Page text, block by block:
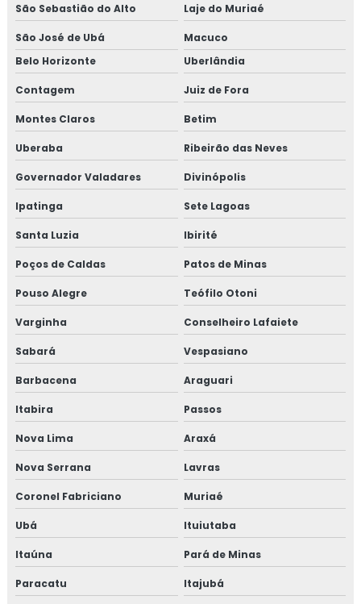
Consultoria em reciclagem equipe HACCP
Consultoria em reciclagem sobre segurança dos
alimentos
Consultoria em registro na anvisa
Consultoria em registro de produtos na anvisa
Consultoria em resolução de não conformidades da
auditoria
Consultoria em revisão norma FSSC 22000
Consultoria em revisão plano HACCP
Consultoria em sensibilização programa 5s
Consultoria para setor alimentício
Consultoria para setor de alimentos
Consultoria em transporte de feed materials
Consultoria em tratamento de não conformidades
Consultoria em tratamento de não conformidades e
causas raiz
São Sebastião do Alto Laje do Muriaé
São José de Ubá
Macuco
Belo Horizonte
Uberlândia
Contagem Juiz de Fora
Montes Claros Betim
Uberaba Ribeirão das Neves
Governador Valadares Divinópolis
Ipatinga Sete Lagoas
Santa Luzia Ibirité
Poços de Caldas Patos de Minas
Pouso Alegre Teófilo Otoni
Varginha Conselheiro Lafaiete
Sabará Vespasiano
Barbacena Araguari
Itabira Passos
Nova Lima Araxá
Nova Serrana Lavras
Coronel Fabriciano Muriaé
Ubá Ituiutaba
Itaúna Pará de Minas
Paracatu Itajubá